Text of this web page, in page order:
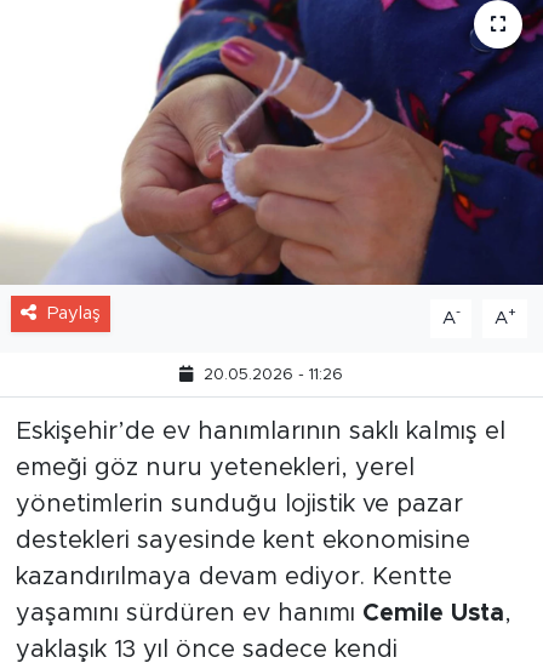
Paylaş A- A+
20.05.2026 - 11:26
Eskişehir’de ev hanımlarının saklı kalmış el
emeği göz nuru yetenekleri, yerel
yönetimlerin sunduğu lojistik ve pazar
destekleri sayesinde kent ekonomisine
kazandırılmaya devam ediyor. Kentte
yaşamını sürdüren ev hanımı Cemile Usta,
yaklaşık 13 yıl önce sadece kendi